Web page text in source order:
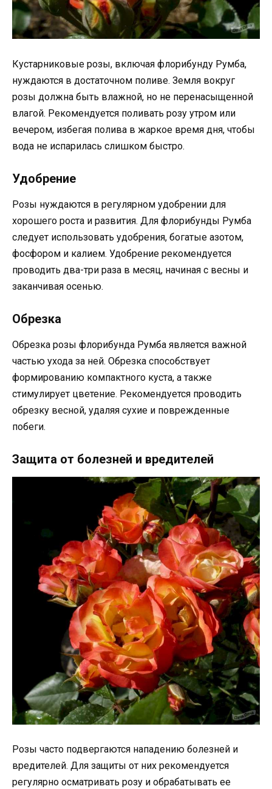
Кустарниковые розы, включая флорибунду Румба,
нуждаются в достаточном поливе. Земля вокруг
розы должна быть влажной, но не перенасыщенной
влагой. Рекомендуется поливать розу утром или
вечером, избегая полива в жаркое время дня, чтобы
вода не испарилась слишком быстро.
Удобрение
Розы нуждаются в регулярном удобрении для
хорошего роста и развития. Для флорибунды Румба
следует использовать удобрения, богатые азотом,
фосфором и калием. Удобрение рекомендуется
проводить два-три раза в месяц, начиная с весны и
заканчивая осенью.
Обрезка
Обрезка розы флорибунда Румба является важной
частью ухода за ней. Обрезка способствует
формированию компактного куста, а также
стимулирует цветение. Рекомендуется проводить
обрезку весной, удаляя сухие и поврежденные
побеги.
Защита от болезней и вредителей
Розы часто подвергаются нападению болезней и
вредителей. Для защиты от них рекомендуется
регулярно осматривать розу и обрабатывать ее